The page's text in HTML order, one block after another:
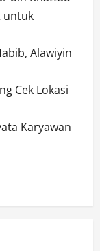
untuk
Alawiyin
Cek Lokasi
Karyawan